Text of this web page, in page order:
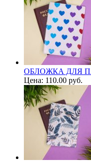
ОБЛОЖКА ДЛЯ
Цена: 110.00 руб.